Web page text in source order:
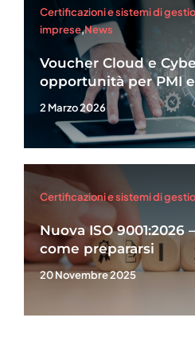
Certificazioni e sistemi di
imprese,News
Voucher Cloud e
opportunità per PMI
2 Marzo 2026
Certificazioni e sistemi di
Nuova ISO 9001:2026
come prepararsi
20 Novembre 2025